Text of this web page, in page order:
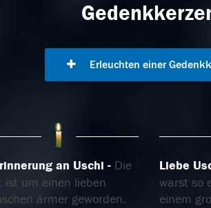
Erleuchten einer
an Uschi
Die
ist um einen lieben
ärmer geworden.
Liebe
warst so
einem